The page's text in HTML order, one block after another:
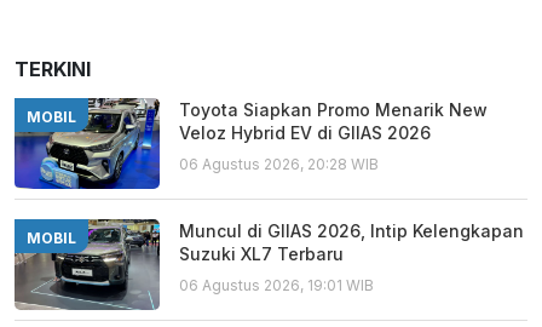
TERKINI
MOBIL
Toyota Siapkan Promo Menarik New
Veloz Hybrid EV di GIIAS 2026
06 Agustus 2026, 20:28 WIB
MOBIL
Muncul di GIIAS 2026, Intip Kelengkapan
Suzuki XL7 Terbaru
06 Agustus 2026, 19:01 WIB